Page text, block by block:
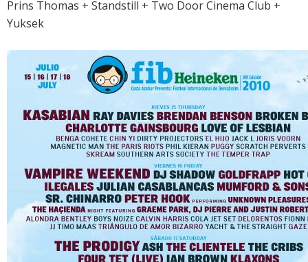
Prins Thomas + Standstill + Two Door Cinema Club +
Yuksek